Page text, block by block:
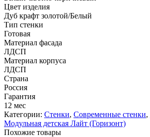
Цвет изделия
Дуб крафт золотой/Белый
Тип стенки
Готовая
Материал фасада
ЛДСП
Материал корпуса
ЛДСП
Страна
Россия
Гарантия
12 мес
Категории: Стенки, Современные стенки,
Модульная детская Лайт (Горизонт)
Похожие товары